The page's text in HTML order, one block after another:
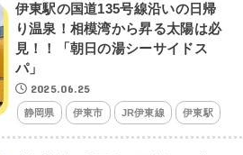
伊東駅の国道135号線沿いの日帰
り温泉！相模湾から昇る太陽は必
見！！「朝日の湯シーサイドス
パ」
2025.06.25
静岡県 伊東市 JR伊東線 伊東駅